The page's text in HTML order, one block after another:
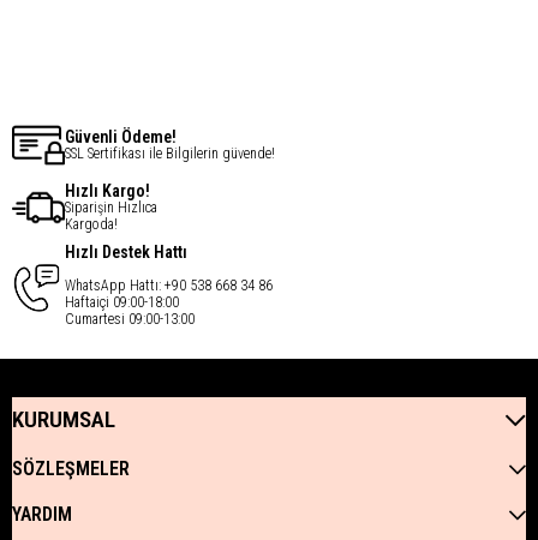
Güvenli Ödeme!
SSL Sertifikası ile Bilgilerin güvende!
Hızlı Kargo!
Siparişin Hızlıca
Kargoda!
Hızlı Destek Hattı
WhatsApp Hattı: +90 538 668 34 86
Haftaiçi 09:00-18:00
Cumartesi 09:00-13:00
KURUMSAL
SÖZLEŞMELER
YARDIM